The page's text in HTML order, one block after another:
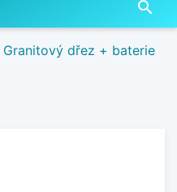
search
Granitový dřez + baterie